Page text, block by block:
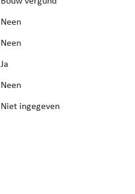
Neen
Neen
Ja
Neen
Niet ingegeven